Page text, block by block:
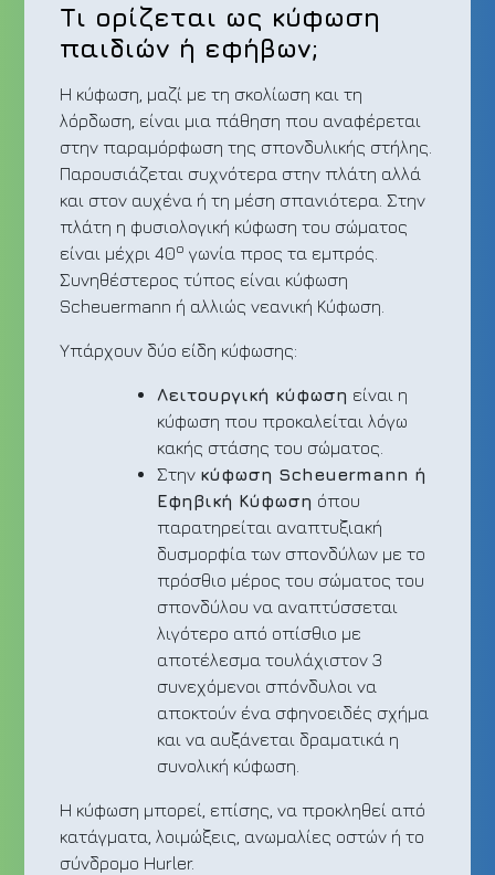
Τι ορίζεται ως κύφωση
παιδιών ή εφήβων;
Η κύφωση, μαζί με τη σκολίωση και τη
λόρδωση, είναι μια πάθηση που αναφέρεται
στην παραμόρφωση της σπονδυλικής στήλης.
Παρουσιάζεται συχνότερα στην πλάτη αλλά
και στον αυχένα ή τη μέση σπανιότερα. Στην
πλάτη η φυσιολογική κύφωση του σώματος
είναι μέχρι 40ο γωνία προς τα εμπρός.
Συνηθέστερος τύπος είναι κύφωση
Scheuermann ή αλλιώς νεανική Κύφωση.
Υπάρχουν δύο είδη κύφωσης:
Λειτουργική κύφωση είναι η
κύφωση που προκαλείται λόγω
κακής στάσης του σώματος.
Στην κύφωση Scheuermann ή
Εφηβική Κύφωση όπου
παρατηρείται αναπτυξιακή
δυσμορφία των σπονδύλων με το
πρόσθιο μέρος του σώματος του
σπονδύλου να αναπτύσσεται
λιγότερο από οπίσθιο με
αποτέλεσμα τουλάχιστον 3
συνεχόμενοι σπόνδυλοι να
αποκτούν ένα σφηνοειδές σχήμα
και να αυξάνεται δραματικά η
συνολική κύφωση.
Η κύφωση μπορεί, επίσης, να προκληθεί από
κατάγματα, λοιμώξεις, ανωμαλίες οστών ή το
σύνδρομο Hurler.